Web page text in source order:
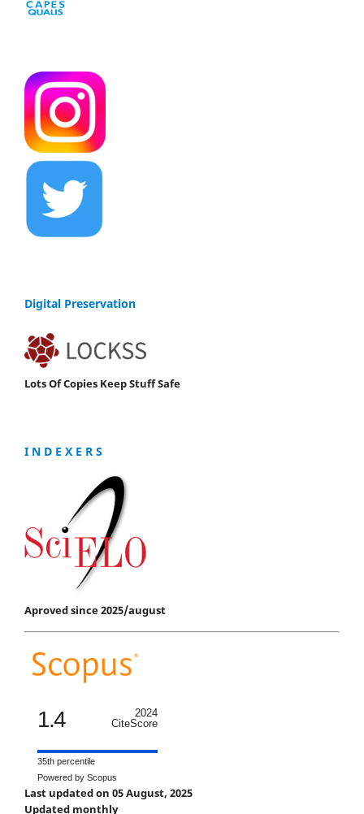
Digital Preservation
Lots Of Copies Keep Stuff Safe
I N D E X E R S
Aproved since 2025/august
1.4
2024
CiteScore
35th percentile
Powered by Scopus
Last updated on 05 August, 2025
Updated monthly